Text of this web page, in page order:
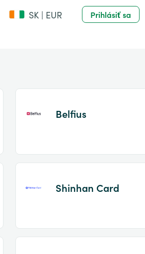
SK | EUR Prihlásiť sa
Belfius
Shinhan Card